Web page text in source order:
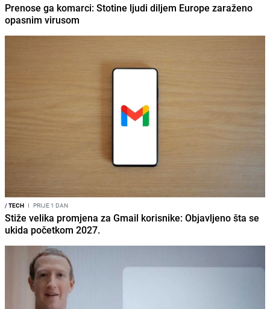
Prenose ga komarci: Stotine ljudi diljem Europe zaraženo
opasnim virusom
/TECH I PRIJE 1 DAN
Stiže velika promjena za Gmail korisnike: Objavljeno šta se
ukida početkom 2027.